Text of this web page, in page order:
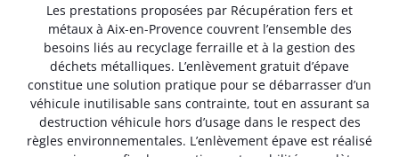
Les prestations proposées par Récupération fers et
métaux à Aix-en-Provence couvrent l’ensemble des
besoins liés au recyclage ferraille et à la gestion des
déchets métalliques. L’enlèvement gratuit d’épave
constitue une solution pratique pour se débarrasser d’un
véhicule inutilisable sans contrainte, tout en assurant sa
destruction véhicule hors d’usage dans le respect des
règles environnementales. L’enlèvement épave est réalisé